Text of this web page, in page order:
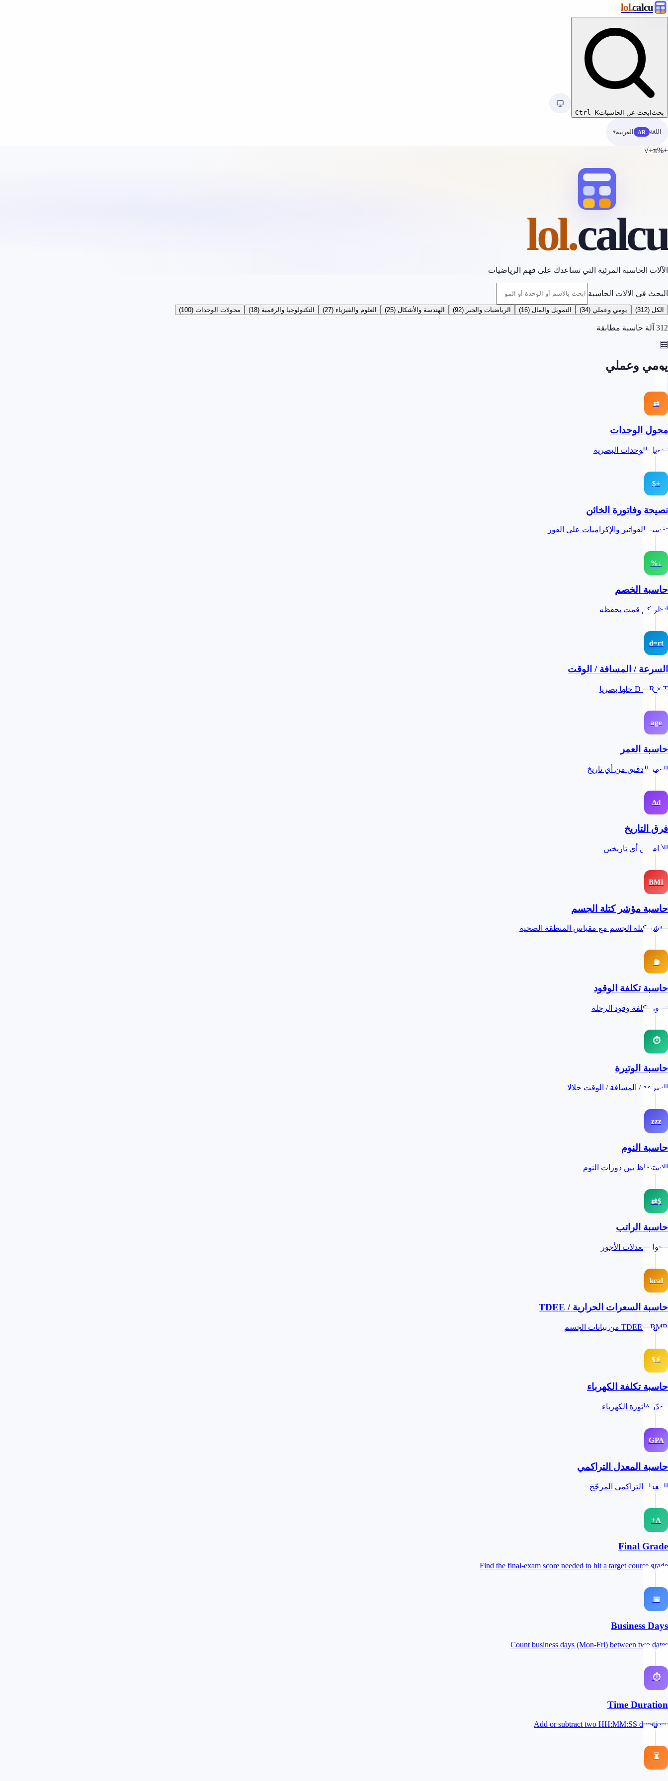
calcu
.lol
بحث ابحث عن الحاسبات Ctrl K
اللغة AR العربية
+
%
π
÷
√
calcu
.lol
الآلات الحاسبة المرئية التي تساعدك على فهم الرياضيات
البحث في الآلات الحاسبة
الكل (
312
) يومي وعملي (
34
) التمويل والمال (
16
) الرياضيات والجبر (
92
) الهندسة والأشكال (
25
) العلوم والفيزياء (
27
) التكنولوجيا والرقمية (
18
) محولات الوحدات (
100
)
312 آلة حاسبة مطابقة
🧮
يومي وعملي
⇄
محول الوحدات
تحويل الوحدات البصرية
÷$
نصيحة وفاتورة الخائن
تقسيم الفواتير والإكراميات على الفور
↓%
حاسبة الخصم
انظر كم قمت بحفظه
d=rt
السرعة / المسافة / الوقت
D = R × T حلها بصريا
age
حاسبة العمر
العمر الدقيق من أي تاريخ
Δd
فرق التاريخ
الأيام بين أي تاريخين
BMI
حاسبة مؤشر كتلة الجسم
مؤشر كتلة الجسم مع مقياس المنطقة الصحية
⛽
حاسبة تكلفة الوقود
تصور تكلفة وقود الرحلة
⏱
حاسبة الوتيرة
السرعة / المسافة / الوقت حلالا
zzz
حاسبة النوم
الاستيقاظ بين دورات النوم
$⇄
حاسبة الراتب
محول معدلات الأجور
kcal
حاسبة السعرات الحرارية / TDEE
BMR و TDEE من بيانات الجسم
⚡$
حاسبة تكلفة الكهرباء
مقدّر فاتورة الكهرباء
GPA
حاسبة المعدل التراكمي
المعدل التراكمي المرجّح
A+
Final Grade
Find the final-exam score needed to hit a target course grade
📅
Business Days
Count business days (Mon-Fri) between two dates
⏱
Time Duration
Add or subtract two HH:MM:SS durations
⏳